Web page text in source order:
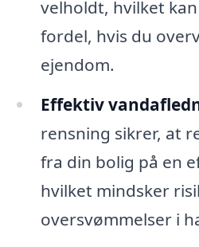
velholdt, hvilket
fordel, hvis du
ejendom.
Effektiv
rensning sikrer, at
fra din bolig på en
hvilket mindsker
oversvømmelser i